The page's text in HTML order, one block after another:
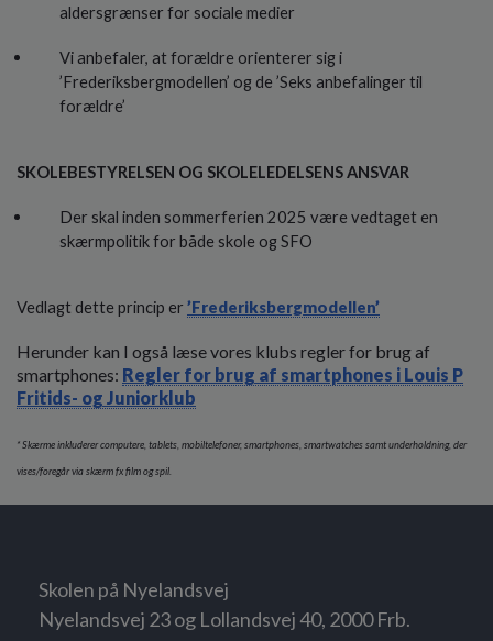
aldersgrænser for sociale medier
Vi anbefaler, at forældre orienterer sig i
’Frederiksbergmodellen’ og de ’Seks anbefalinger til
forældre’
SKOLEBESTYRELSEN OG SKOLELEDELSENS ANSVAR
Der skal inden sommerferien 2025 være vedtaget en
skærmpolitik for både skole og SFO
Vedlagt dette princip er ’Frederiksbergmodellen’
Herunder kan I også læse vores klubs regler for brug af
smartphones: Regler for brug af smartphones i Louis P
Fritids- og Juniorklub
* Skærme inkluderer computere, tablets, mobiltelefoner, smartphones, smartwatches samt underholdning, der
vises/foregår via skærm fx film og spil.
Skolen på Nyelandsvej
Nyelandsvej 23 og Lollandsvej 40, 2000 Frb.